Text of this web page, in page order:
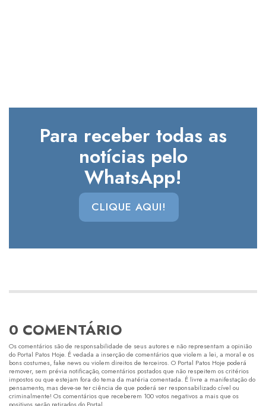
Para receber todas as
notícias pelo
WhatsApp!
CLIQUE AQUI!
0 COMENTÁRIO
Os comentários são de responsabilidade de seus autores e não representam a opinião
do Portal Patos Hoje. É vedada a inserção de comentários que violem a lei, a moral e os
bons costumes, fake news ou violem direitos de terceiros. O Portal Patos Hoje poderá
remover, sem prévia notificação, comentários postados que não respeitem os critérios
impostos ou que estejam fora do tema da matéria comentada. É livre a manifestação do
pensamento, mas deve-se ter ciência de que poderá ser responsabilizado cível ou
criminalmente! Os comentários que receberem 100 votos negativos a mais que os
positivos serão retirados do Portal.